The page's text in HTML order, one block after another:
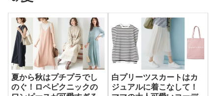
夏から秋はプチプラでし
のぐ！ロペピクニックの
白プリーツスカートはカ
ジュアルに着こなして！